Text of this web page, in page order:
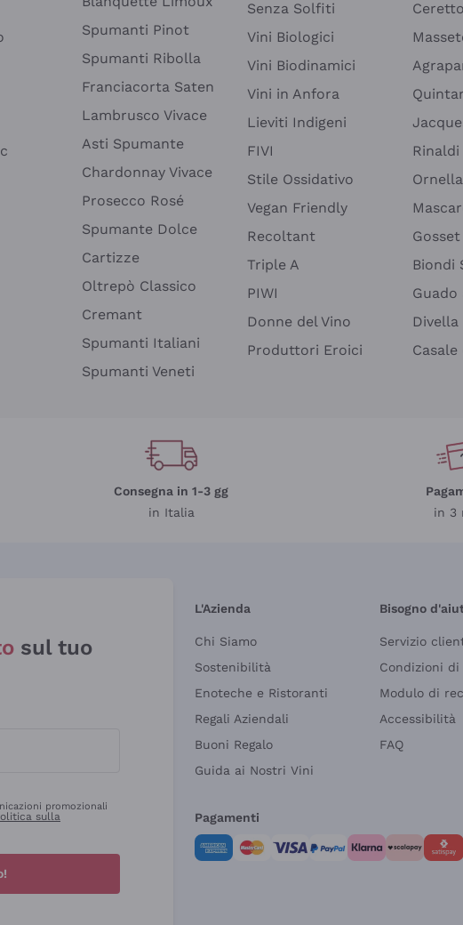
Spumanti Pinot
Spumanti Ribolla
Franciacorta Saten
Lambrusco Vivace
Asti Spumante
Chardonnay Vivace
Prosecco Rosé
Spumante Dolce
Cartizze
Oltrepò Classico
Cremant
Spumanti Italiani
Spumanti Veneti
Senza Solfiti
Vini Biologici
Vini Biodinamici
Vini in Anfora
Lieviti Indigeni
FIVI
Stile Ossidativo
Vegan Friendly
Recoltant
Triple A
PIWI
Donne del Vino
Produttori Eroici
Ceretto
Rinaldi
Gosset
Biondi
Guado
Divella
Casale
Consegna in 1-3 gg
in Italia
in 3
sul tuo
promozionali
sulla
L'Azienda
Chi Siamo
Sostenibilità
Enoteche e Ristoranti
Regali Aziendali
Buoni Regalo
Guida ai Nostri Vini
Bisogno
Servizio
Condizioni di
Modulo di
Accessibilità
FAQ
Pagamenti